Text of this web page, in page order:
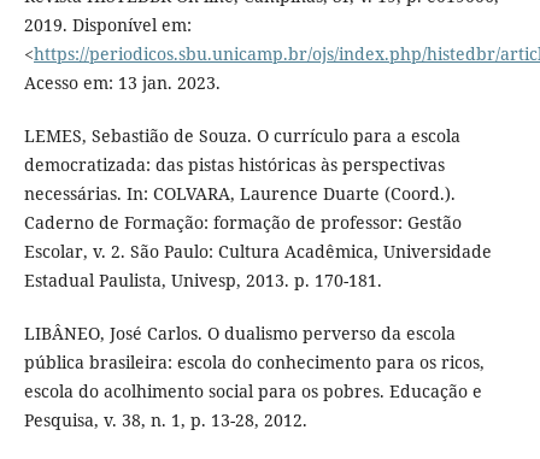
2019. Disponível em:
<https://periodicos.sbu.unicamp.br/ojs/index.php/histedbr/
Acesso em: 13 jan. 2023.
LEMES, Sebastião de Souza. O currículo para a escola
democratizada: das pistas históricas às perspectivas
necessárias. In: COLVARA, Laurence Duarte (Coord.).
Caderno de Formação: formação de professor: Gestão
Escolar, v. 2. São Paulo: Cultura Acadêmica, Universidade
Estadual Paulista, Univesp, 2013. p. 170-181.
LIBÂNEO, José Carlos. O dualismo perverso da escola
pública brasileira: escola do conhecimento para os ricos,
escola do acolhimento social para os pobres. Educação e
Pesquisa, v. 38, n. 1, p. 13-28, 2012.